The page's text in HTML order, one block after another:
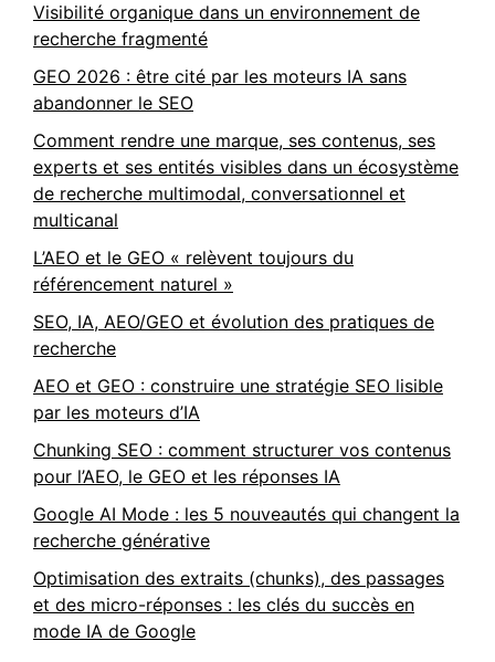
Visibilité organique dans un environnement de
recherche fragmenté
GEO 2026 : être cité par les moteurs IA sans
abandonner le SEO
Comment rendre une marque, ses contenus, ses
experts et ses entités visibles dans un écosystème
de recherche multimodal, conversationnel et
multicanal
L’AEO et le GEO « relèvent toujours du
référencement naturel »
SEO, IA, AEO/GEO et évolution des pratiques de
recherche
AEO et GEO : construire une stratégie SEO lisible
par les moteurs d’IA
Chunking SEO : comment structurer vos contenus
pour l’AEO, le GEO et les réponses IA
Google AI Mode : les 5 nouveautés qui changent la
recherche générative
Optimisation des extraits (chunks), des passages
et des micro-réponses : les clés du succès en
mode IA de Google